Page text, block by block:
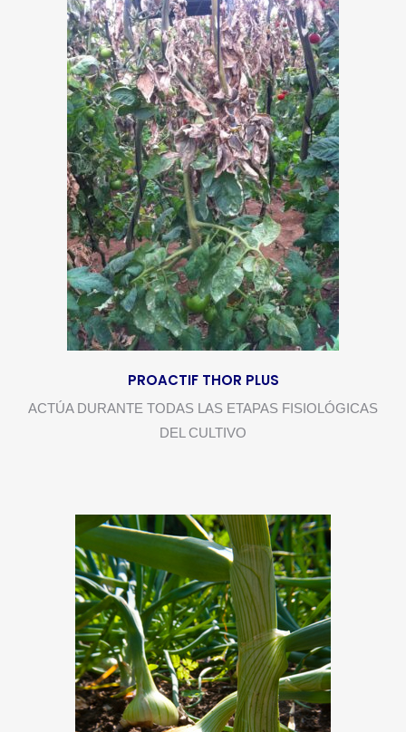
PROACTIF THOR PLUS
ACTÚA DURANTE TODAS LAS ETAPAS FISIOLÓGICAS
DEL CULTIVO